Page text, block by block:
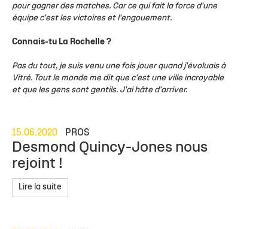
pour gagner des matches. Car ce qui fait la force d'une
équipe c'est les victoires et l'engouement.
Connais-tu La Rochelle ?
Pas du tout, je suis venu une fois jouer quand j'évoluais à
Vitré. Tout le monde me dit que c'est une ville incroyable
et que les gens sont gentils. J'ai hâte d'arriver.
15.06.2020 PROS
Desmond Quincy-Jones nous
rejoint !
Lire la suite